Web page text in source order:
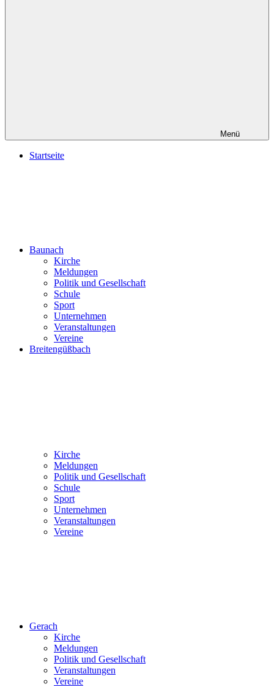
Menü
Startseite
Baunach
Kirche
Meldungen
Politik und Gesellschaft
Schule
Sport
Unternehmen
Veranstaltungen
Vereine
Breitengüßbach
Kirche
Meldungen
Politik und Gesellschaft
Schule
Sport
Unternehmen
Veranstaltungen
Vereine
Gerach
Kirche
Meldungen
Politik und Gesellschaft
Veranstaltungen
Vereine